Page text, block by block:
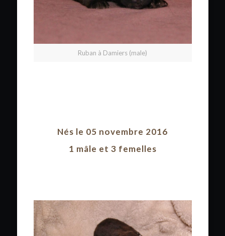
Ruban à Damiers (male)
Nés le 05 novembre 2016
1 mâle et 3 femelles